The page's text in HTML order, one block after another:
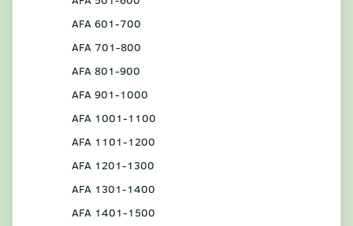
AFA 601-700
AFA 701-800
AFA 801-900
AFA 901-1000
AFA 1001-1100
AFA 1101-1200
AFA 1201-1300
AFA 1301-1400
AFA 1401-1500